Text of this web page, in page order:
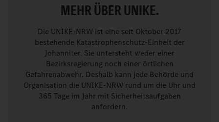
MEHR ÜBER UNIKE.
Die UNIKE-NRW ist eine seit Oktober 2017
bestehende Katastrophenschutz-Einheit der
Johanniter. Sie untersteht weder einer
Bezirksregierung noch einer örtlichen
Gefahrenabwehr. Deshalb kann jede Behörde und
Organisation die UNIKE-NRW rund um die Uhr und
365 Tage im Jahr mit Sicherheitsaufgaben
anfordern.